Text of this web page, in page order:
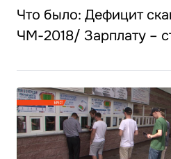
Что было: Дефицит
ЧМ-2018/ Зарплату –